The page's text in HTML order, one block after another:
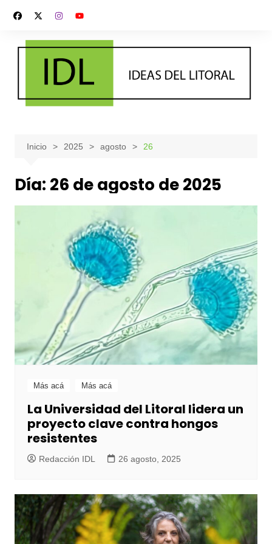
contenido
Inicio 2025 agosto 26
Día: 26 de agosto de 2025
Más acá Más acá
La Universidad del Litoral lidera un
proyecto clave contra hongos
resistentes
Redacción IDL 26 agosto, 2025